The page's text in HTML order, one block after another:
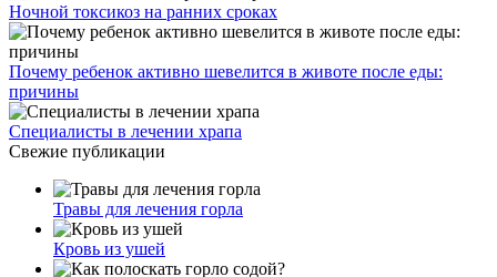
Ночной токсикоз на ранних сроках
Почему ребенок активно шевелится в животе после еды:
причины
Специалисты в лечении храпа
Свежие публикации
Травы для лечения горла
Кровь из ушей